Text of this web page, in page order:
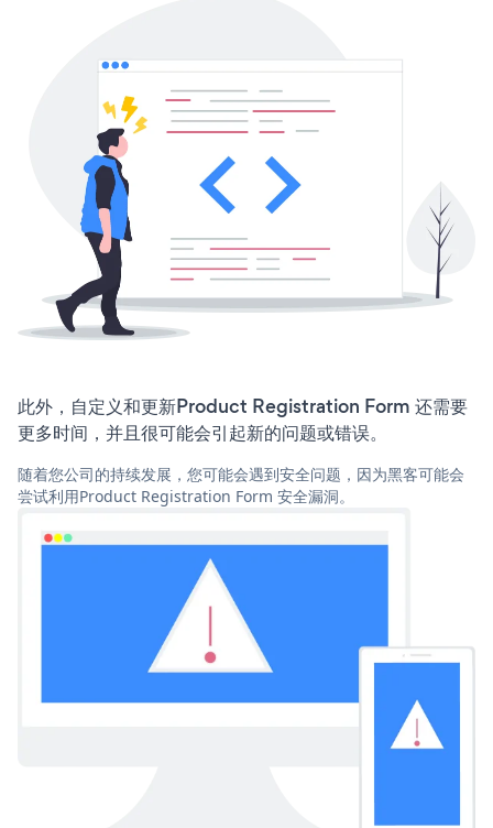
此外，自定义和更新Product Registration Form 还需要
更多时间，并且很可能会引起新的问题或错误。
随着您公司的持续发展，您可能会遇到安全问题，因为黑客可能会
尝试利用Product Registration Form 安全漏洞。